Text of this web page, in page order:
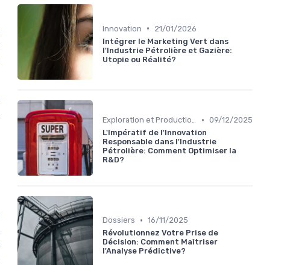
Innovation •
21/01/2026
Intégrer le Marketing Vert dans
l'Industrie Pétrolière et Gazière:
Utopie ou Réalité?
Exploration et Production • 09/12/2025
L'Impératif de l'Innovation
Responsable dans l'Industrie
Pétrolière: Comment Optimiser la
R&D?
Dossiers • 16/11/2025
Révolutionnez Votre Prise de
Décision: Comment Maîtriser
l'Analyse Prédictive?